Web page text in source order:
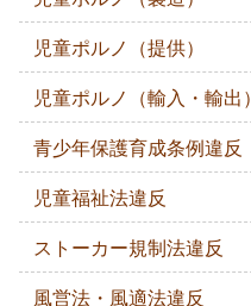
児童ポルノ（提供）
児童ポルノ（輸入・輸出）
青少年保護育成条例違反
児童福祉法違反
ストーカー規制法違反
風営法・風適法違反